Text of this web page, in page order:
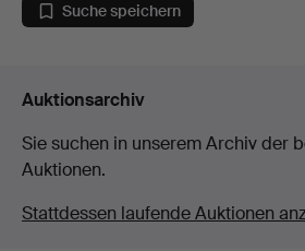
Suche speichern
Auktionsarchiv
Sie suchen in unserem Archiv der
Auktionen.
Stattdessen laufende Auktionen